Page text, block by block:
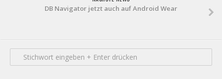
DB Navigator jetzt auch auf Android Wear